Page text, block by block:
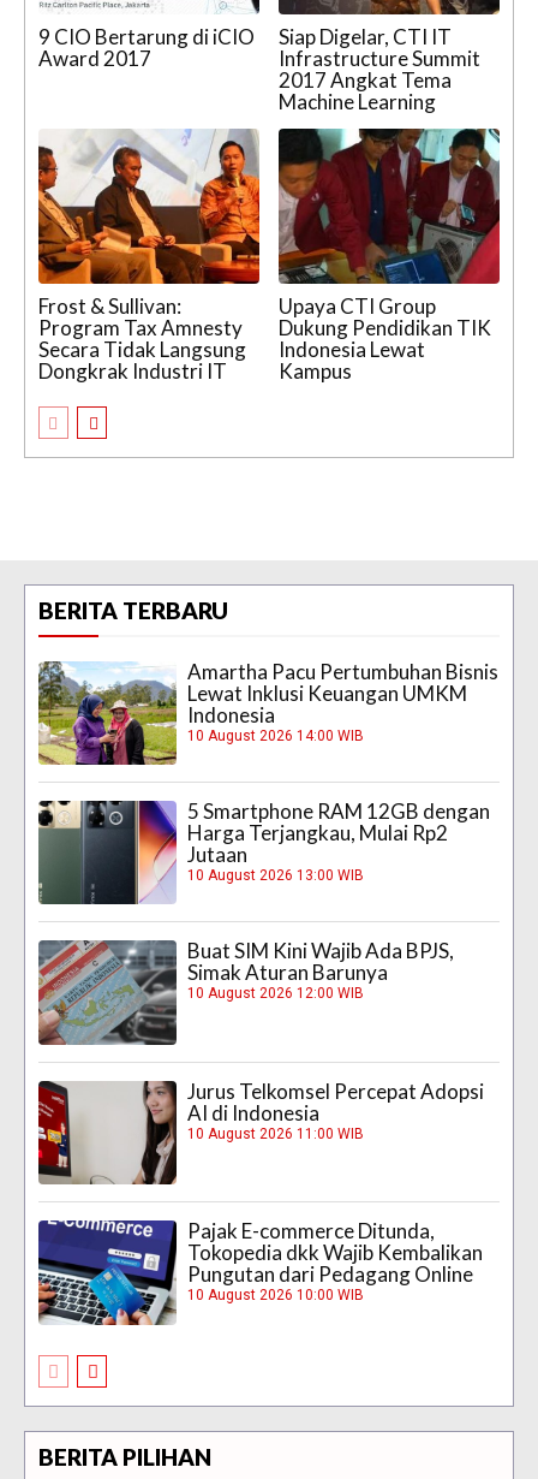
9 CIO Bertarung di iCIO
Award 2017
Siap Digelar, CTI IT
Infrastructure Summit
2017 Angkat Tema
Machine Learning
Frost & Sullivan:
Program Tax Amnesty
Secara Tidak Langsung
Dongkrak Industri IT
Upaya CTI Group
Dukung Pendidikan TIK
Indonesia Lewat
Kampus
BERITA TERBARU
Amartha Pacu Pertumbuhan Bisnis
Lewat Inklusi Keuangan UMKM
Indonesia
10 August 2026 14:00 WIB
5 Smartphone RAM 12GB dengan
Harga Terjangkau, Mulai Rp2
Jutaan
10 August 2026 13:00 WIB
Buat SIM Kini Wajib Ada BPJS,
Simak Aturan Barunya
10 August 2026 12:00 WIB
Jurus Telkomsel Percepat Adopsi
AI di Indonesia
10 August 2026 11:00 WIB
Pajak E-commerce Ditunda,
Tokopedia dkk Wajib Kembalikan
Pungutan dari Pedagang Online
10 August 2026 10:00 WIB
BERITA PILIHAN